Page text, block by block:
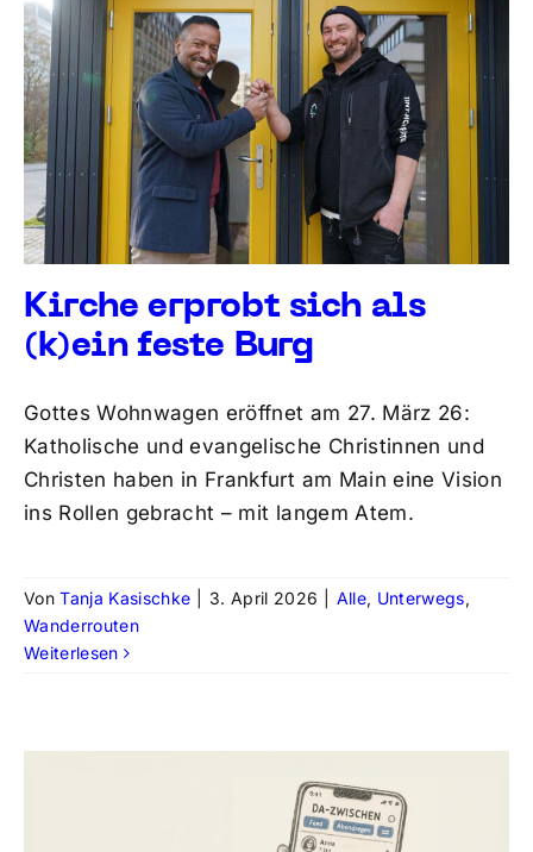
Kirche erprobt sich als
(k)ein feste Burg
Gottes Wohnwagen eröffnet am 27. März 26:
Katholische und evangelische Christinnen und
Christen haben in Frankfurt am Main eine Vision
ins Rollen gebracht – mit langem Atem.
VonTanja Kasischke 3. April 2026 Alle, Unterwegs,
Wanderrouten
Weiterlesen